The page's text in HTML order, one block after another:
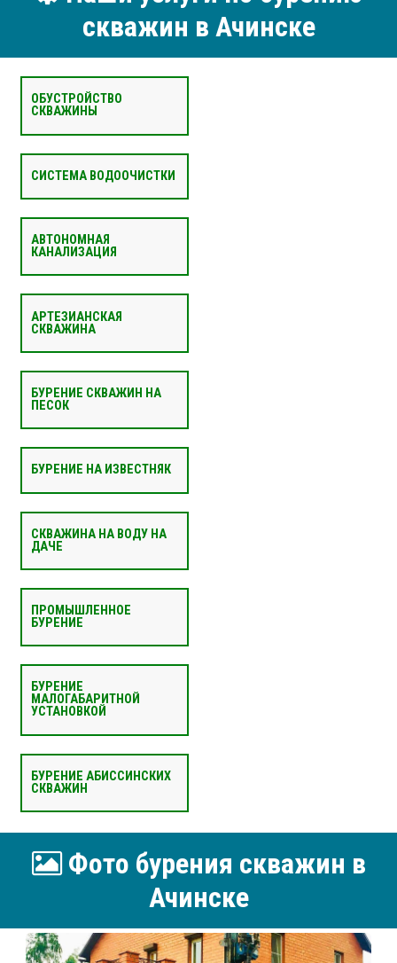
скважин в Ачинске
ОБУСТРОЙСТВО
СКВАЖИНЫ
СИСТЕМА ВОДООЧИСТКИ
АВТОНОМНАЯ
КАНАЛИЗАЦИЯ
АРТЕЗИАНСКАЯ
СКВАЖИНА
БУРЕНИЕ СКВАЖИН НА
ПЕСОК
БУРЕНИЕ НА ИЗВЕСТНЯК
СКВАЖИНА НА ВОДУ НА
ДАЧЕ
ПРОМЫШЛЕННОЕ
БУРЕНИЕ
БУРЕНИЕ
МАЛОГАБАРИТНОЙ
УСТАНОВКОЙ
БУРЕНИЕ АБИССИНСКИХ
СКВАЖИН
Фото бурения скважин в
Ачинске